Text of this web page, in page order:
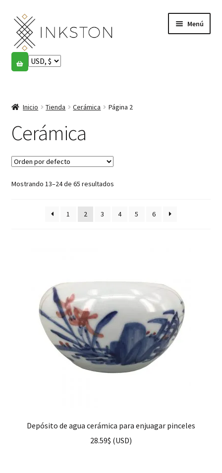
Ir
la
navegación
Ir
al
contenido
Menú
Tienda
English
Español
Français
Comunidad
Inicio Tienda Cerámica Página 2
Cerámica
Mostrando 13–24 de 65 resultados
1 2 3 4 5 6
Depósito de agua cerámica para enjuagar pinceles
28.59$ (USD)